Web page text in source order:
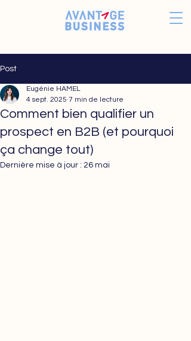
Post
Comment bien qualifier un
prospect en B2B (et pourquoi
ça change tout)
Eugénie HAMEL
4 sept. 2025 7 min de lecture
Dernière mise à jour : 26 mai